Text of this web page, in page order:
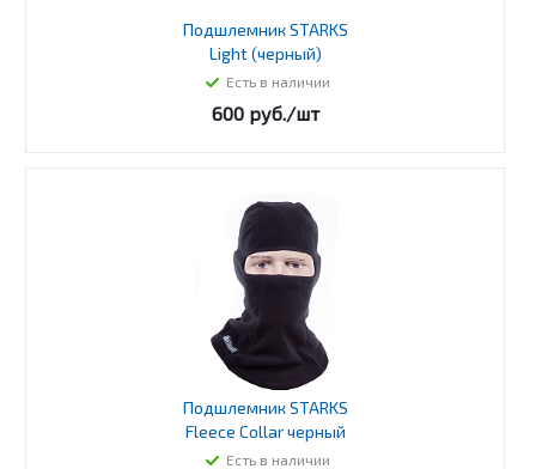
Подшлемник STARKS
Light (черный)
Есть в наличии
600 руб./шт
Подшлемник STARKS
Fleece Collar черный
Есть в наличии